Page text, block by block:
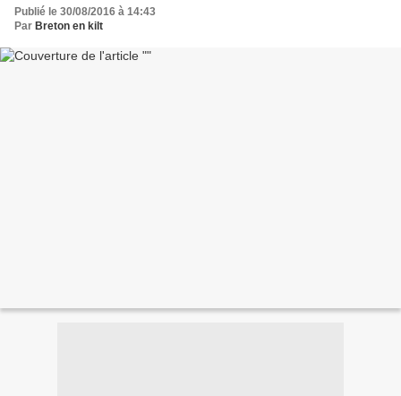
Publié le 30/08/2016 à 14:43
Par Breton en kilt